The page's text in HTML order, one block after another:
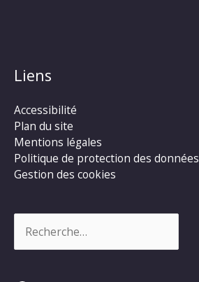
Liens
Accessibilité
Plan du site
Mentions légales
Politique de protection des données
Gestion des cookies